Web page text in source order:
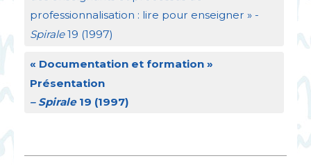
professionnalisation : lire pour enseigner » -
Spirale19 (1997)
« Documentation et formation »
Présentation
– Spirale19 (1997)